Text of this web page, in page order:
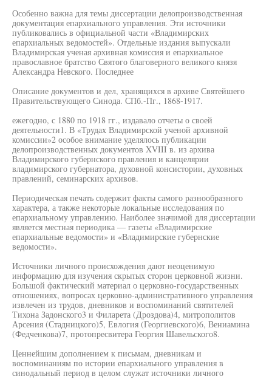
Особенно важна для темы диссертации делопроизводственная
документация епархиального управления. Эти источники
публиковались в официальной части «Владимирских
епархиальных ведомостей». Отдельные издания выпускали
Владимирская ученая архивная комиссия и епархиальное
православное братство Святого благоверного великого князя
Александра Невского. Последнее
Описание документов и дел, хранящихся в архиве Святейшего
Правительствующего Синода. СПб.-Пг., 1868-1917.
ежегодно, с 1880 по 1918 гг., издавало отчеты о своей
деятельности1. В «Трудах Владимирской ученой архивной
комиссии»2 особое внимание уделялось публикации
делопроизводственных документов XVIII в. из архива
Владимирского губернского правления и канцелярии
владимирского губернатора, духовной консистории, духовных
правлений, семинарских архивов.
Периодическая печать содержит факты самого разнообразного
характера, а также некоторые локальные исследования по
епархиальному управлению. Наиболее значимой для диссертации
является местная периодика — газеты «Владимирские
епархиальные ведомости» и «Владимирские губернские
ведомости».
Источники личного происхождения дают неоценимую
информацию для изучения скрытых сторон церковной жизни.
Большой фактический материал о церковно-государственных
отношениях, вопросах церковно-административного управления
извлечен из трудов, дневников и воспоминаний святителей
Тихона Задонского3 и Филарета (Дроздова)4, митрополитов
Арсения (Стадницкого)5, Евлогия (Георгиевского)6, Вениамина
(Федченкова)7, протопресвитера Георгия Шавельского8.
Ценнейшим дополнением к письмам, дневникам и
воспоминаниям по истории епархиального управления в
синодальный период в целом служат источники личного